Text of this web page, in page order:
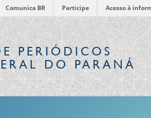
Comunica BR Participe Acesso à
PERIÓDICOS
DO PARANÁ